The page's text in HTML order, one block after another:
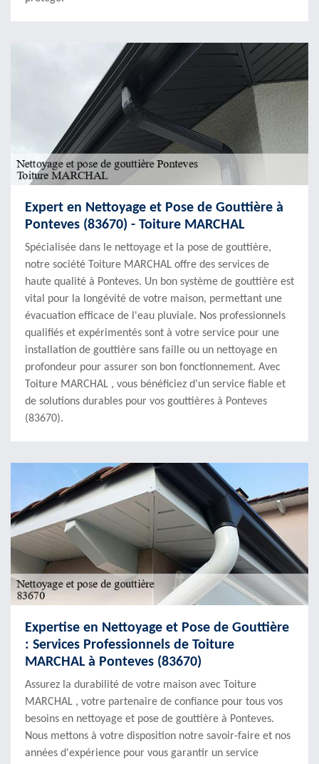
Expert en Nettoyage et Pose de Gouttière à
Ponteves (83670) - Toiture MARCHAL
Spécialisée dans le nettoyage et la pose de gouttière,
notre société Toiture MARCHAL offre des services de
haute qualité à Ponteves. Un bon système de gouttière est
vital pour la longévité de votre maison, permettant une
évacuation efficace de l'eau pluviale. Nos professionnels
qualifiés et expérimentés sont à votre service pour une
installation de gouttière sans faille ou un nettoyage en
profondeur pour assurer son bon fonctionnement. Avec
Toiture MARCHAL , vous bénéficiez d'un service fiable et
de solutions durables pour vos gouttières à Ponteves
(83670).
Expertise en Nettoyage et Pose de Gouttière
: Services Professionnels de Toiture
MARCHAL à Ponteves (83670)
Assurez la durabilité de votre maison avec Toiture
MARCHAL , votre partenaire de confiance pour tous vos
besoins en nettoyage et pose de gouttière à Ponteves.
Nous mettons à votre disposition notre savoir-faire et nos
années d'expérience pour vous garantir un service